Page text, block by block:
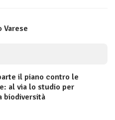
Varese
il piano contro le
al via lo studio per
biodiversità